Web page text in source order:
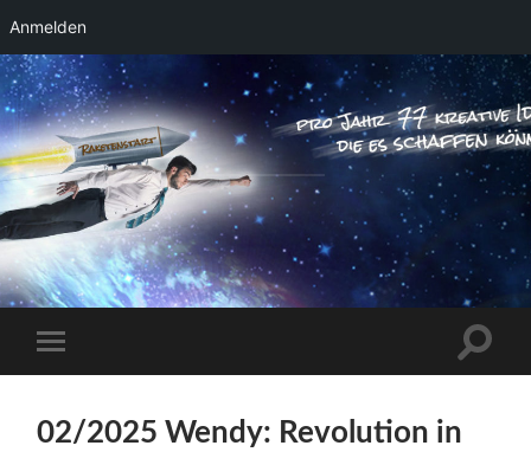
Anmelden
RAKETENSTART
Pro Jahr 77 kreative Ideen, die es schaffen
können ...
Menü
02/2025 Wendy: Revolution in